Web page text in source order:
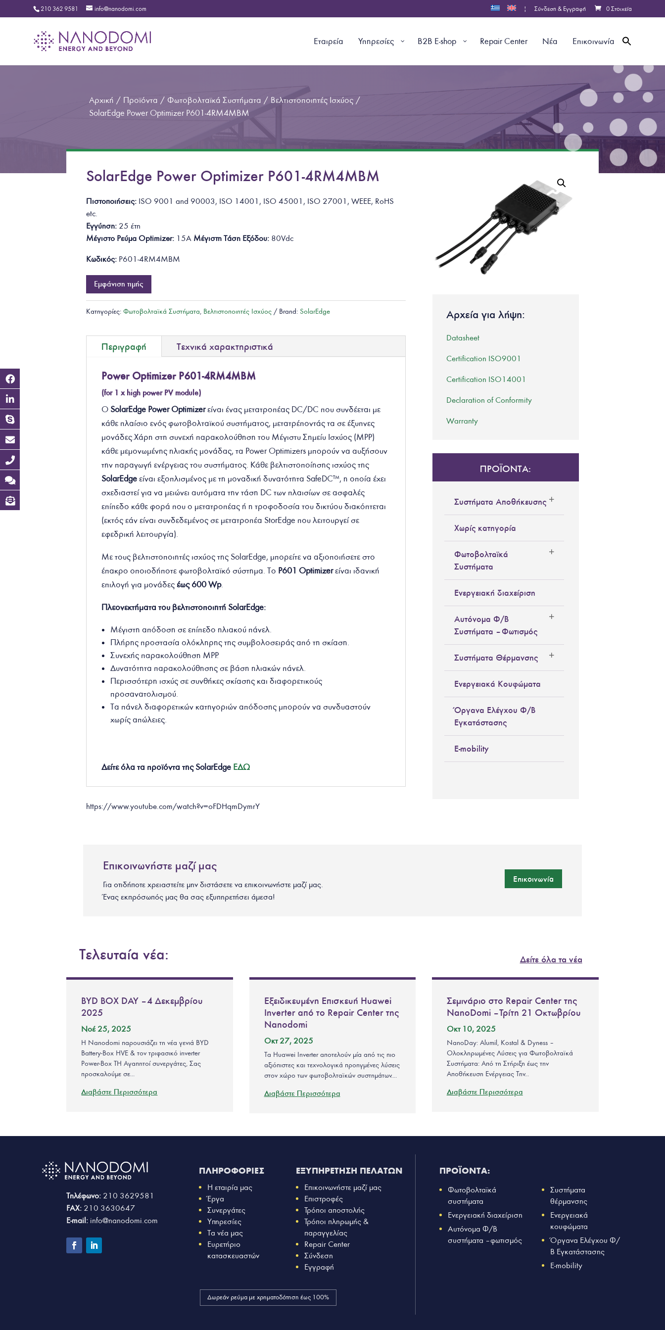
210 362 9581 info@nanodomi.com | Σύνδεση & Εγγραφή 0 Στοιχεία
Εταιρεία Υπηρεσίες B2B E-shop Repair Center Νέα Επικοινωνία
Αρχική / Προϊόντα / Φωτοβολταϊκά Συστήματα / Βελτιστοποιητές Ισχύος /
SolarEdge Power Optimizer P601-4RM4MBM
SolarEdge Power Optimizer P601-4RM4MBM
Πιστοποιήσεις: ISO 9001 and 90003, ISO 14001, ISO 45001, ISO 27001, WEEE, RoHS
etc.
Εγγύηση: 25 έτη
Μέγιστο Ρεύμα Optimizer: 15A Μέγιστη Τάση Εξόδου: 80Vdc
Κωδικός: P601-4RM4MBM
Εμφάνιση τιμής
Κατηγορίες:Φωτοβολταϊκά Συστήματα, Βελτιστοποιητές Ισχύος Brand: SolarEdge
Περιγραφή Τεχνικά χαρακτηριστικά
Power Optimizer P601-4RM4MBM
(for 1 x high power PV module)
Ο SolarEdge Power Optimizerείναι ένας μετατροπέας DC/DC που συνδέεται με
κάθε πλαίσιο ενός φωτοβολταϊκού συστήματος, μετατρέποντάς τα σε έξυπνες
μονάδες.Χάρη στη συνεχή παρακολούθηση του Μέγιστυ Σημείυ Ισχύος (MPP)
κάθε μεμονωμένης ηλιακής μονάδας, τα Power Optimizers μπορούν να αυξήσουν
την παραγωγή ενέργειας του συστήματος. Κάθε βελτιστοποίησης ισχύος της
SolarEdgeείναι εξοπλισμένος με τη μοναδική δυνατότητα SafeDC™, η οποία έχει
σχεδιαστεί για να μειώνει αυτόματα την τάση DC των πλαισίων σε ασφαλές
επίπεδο κάθε φορά που ο μετατροπέας ή η τροφοδοσία του δικτύου διακόπτεται
(εκτός εάν είναι συνδεδεμένος σε μετατροπέα StorEdge που λειτουργεί σε
εφεδρική λειτουργία).
Με τους βελτιστοποιητές ισχύος της SolarEdge, μπορείτε να αξιοποιήσετε στο
έπακρο οποιοδήποτε φωτοβολταϊκό σύστημα. Το P601 Optimizerείναι ιδανική
επιλογή για μονάδεςέως 600 Wp.
Πλεονεκτήματα του βελτιστοποιητή SolarEdge:
Μέγιστη απόδοση σε επίπεδο ηλιακού πάνελ.
Πλήρης προστασία ολόκληρης της συμβολοσειράς από τη σκίαση.
Συνεχής παρακολούθηση MPP.
Δυνατότητα παρακολούθησης σε βάση ηλιακών πάνελ.
Περισσότερη ισχύς σε συνθήκες σκίασης και διαφορετικούς
προσανατολισμού.
Τα πάνελ διαφορετικών κατηγοριών απόδοσης μπορούν να συνδυαστούν
χωρίς απώλειες.
Δείτε όλα τα προϊόντα τηςSolarEdge ΕΔΩ
https://www.youtube.com/watch?v=oFDHqmDymrY
Αρχεία για λήψη:
Datasheet
Certification ISO9001
Certification ISO14001
Declaration of Conformity
Warranty
ΠΡΟΪΟΝΤΑ:
Συστήματα Αποθήκευσης
Χωρίς κατηγορία
Φωτοβολταϊκά
Συστήματα
Ενεργειακή διαχείριση
Αυτόνομα Φ/Β
Συστήματα – Φωτισμός
Συστήματα Θέρμανσης
Ενεργειακά Κουφώματα
Όργανα Ελέγχου Φ/Β
Εγκατάστασης
E-mobility
Επικοινωνήστε μαζί μας
Για οτιδήποτε χρειαστείτε μην διστάσετε να επικοινωνήστε μαζί μας.
Ένας εκπρόσωπός μας θα σας εξυπηρετήσει άμεσα!
Επικοινωνία
Τελευταία νέα: Δείτε όλα τα νέα
BYD BOX DAY – 4 Δεκεμβρίου
2025
Νοέ 25, 2025
Η Nanodomi παρουσιάζει τη νέα γενιά BYD
Battery-Box HVE & τον τριφασικό inverter
Power-Box TH Αγαπητοί συνεργάτες, Σας
προσκαλούμε σε...
Διαβάστε Περισσότερα
Εξειδικευμένη Επισκευή Huawei
Inverter από το Repair Center της
Nanodomi
Οκτ 27, 2025
Τα Huawei Inverter αποτελούν μία από τις πιο
αξιόπιστες και τεχνολογικά προηγμένες λύσεις
στον χώρο των φωτοβολταϊκών συστημάτων....
Διαβάστε Περισσότερα
Σεμινάριο στο Repair Center της
NanoDomi – Τρίτη 21 Οκτωβρίου
Οκτ 10, 2025
NanoDay: Alumil, Kostal & Dyness –
Ολοκληρωμένες Λύσεις για Φωτοβολταϊκά
Συστήματα: Από τη Στήριξη έως την
Αποθήκευση Ενέργειας Την...
Διαβάστε Περισσότερα
Τηλέφωνο: 210 3629581
FAX: 210 3630647
E-mail: info@nanodomi.com
ΠΛΗΡΟΦΟΡΙΕΣ
Η εταιρία μας
Έργα
Συνεργάτες
Υπηρεσίες
Τα νέα μας
Ευρετήριο
κατασκευαστών
Δωρεάν ρεύμα με χρηματοδότηση έως 100%
ΕΞΥΠΗΡΕΤΗΣΗ ΠΕΛΑΤΩΝ
Επικοινωνήστε μαζί μας
Επιστροφές
Τρόποι αποστολής
Τρόποι πληρωμής &
παραγγελίας
Repair Center
Σύνδεση
Εγγραφή
ΠΡΟΪΟΝΤΑ:
Φωτοβολταϊκά
συστήματα
Ενεργειακή διαχείριση
Αυτόνομα Φ/Β
συστήματα – φωτισμός
Συστήματα
θέρμανσης
Ενεργειακά
κουφώματα
Όργανα Ελέγχου Φ/
Β Εγκατάστασης
E-mobility